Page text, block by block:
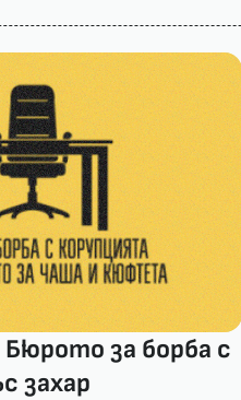
за борба с
захар